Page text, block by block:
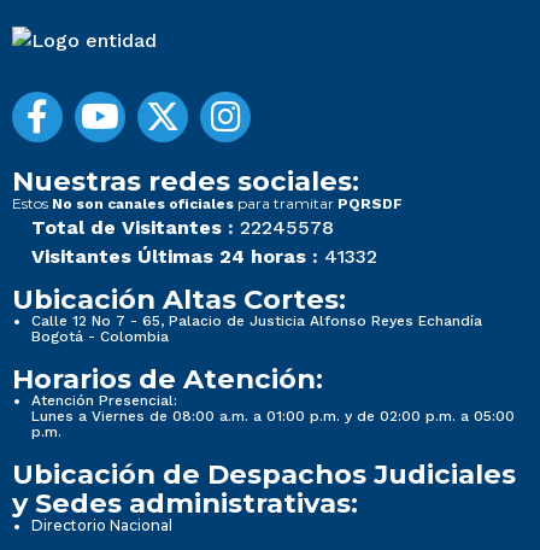
Nuestras redes sociales:
Estos No son canales oficiales para tramitar PQRSDF
Total de Visitantes : 22245578
Visitantes Últimas 24 horas : 41332
Ubicación Altas Cortes:
Calle 12 No 7 - 65, Palacio de Justicia Alfonso Reyes Echandía
Bogotá - Colombia
Horarios de Atención:
Atención Presencial:
Lunes a Viernes de 08:00 a.m. a 01:00 p.m. y de 02:00 p.m. a 05:00
p.m.
Ubicación de Despachos Judiciales
y Sedes administrativas:
Directorio Nacional